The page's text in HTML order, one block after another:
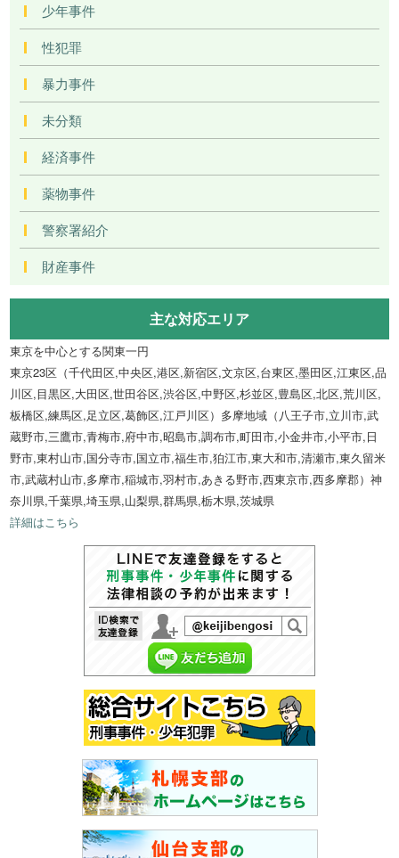
少年事件
性犯罪
暴力事件
未分類
経済事件
薬物事件
警察署紹介
財産事件
主な対応エリア
東京を中心とする関東一円
東京23区（千代田区,中央区,港区,新宿区,文京区,台東区,墨田区,江東区,品
川区,目黒区,大田区,世田谷区,渋谷区,中野区,杉並区,豊島区,北区,荒川区,
板橋区,練馬区,足立区,葛飾区,江戸川区）多摩地域（八王子市,立川市,武
蔵野市,三鷹市,青梅市,府中市,昭島市,調布市,町田市,小金井市,小平市,日
野市,東村山市,国分寺市,国立市,福生市,狛江市,東大和市,清瀬市,東久留米
市,武蔵村山市,多摩市,稲城市,羽村市,あきる野市,西東京市,西多摩郡）神
奈川県,千葉県,埼玉県,山梨県,群馬県,栃木県,茨城県
詳細はこちら